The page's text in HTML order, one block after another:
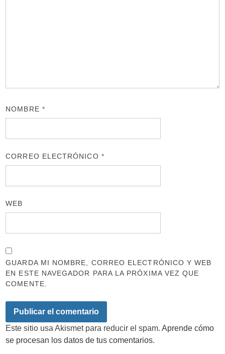
NOMBRE *
CORREO ELECTRÓNICO *
WEB
GUARDA MI NOMBRE, CORREO ELECTRÓNICO Y WEB
EN ESTE NAVEGADOR PARA LA PRÓXIMA VEZ QUE
COMENTE.
Este sitio usa Akismet para reducir el spam.Aprende cómo
se procesan los datos de tus comentarios.